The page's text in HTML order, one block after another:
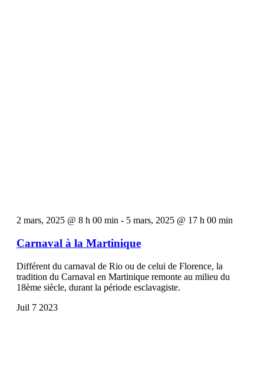
2 mars, 2025 @ 8 h 00 min - 5 mars, 2025 @ 17 h 00 min
Carnaval à la Martinique
Différent du carnaval de Rio ou de celui de Florence, la
tradition du Carnaval en Martinique remonte au milieu du
18ème siècle, durant la période esclavagiste.
Juil 7 2023